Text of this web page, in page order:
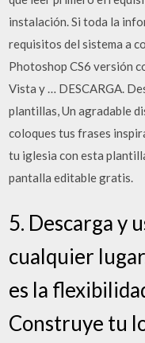
instalación. Si toda la
requisitos del sistema a
Photoshop CS6 versión
Vista y … DESCARGA.
plantillas, Un agradable
coloques tus frases
tu iglesia con esta
pantalla editable gratis.
5. Descarga y
cualquier
es la
Construye tu